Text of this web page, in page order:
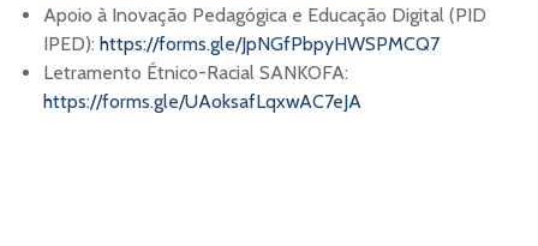
Apoio à Inovação Pedagógica e Educação Digital (PID
IPED): https://forms.gle/JpNGfPbpyHWSPMCQ7
Letramento Étnico-Racial SANKOFA:
https://forms.gle/UAoksafLqxwAC7eJA